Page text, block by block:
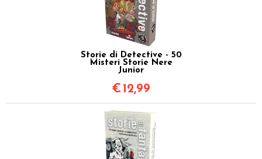
Storie di Detective - 50
Misteri Storie Nere
Junior
€ 12,99